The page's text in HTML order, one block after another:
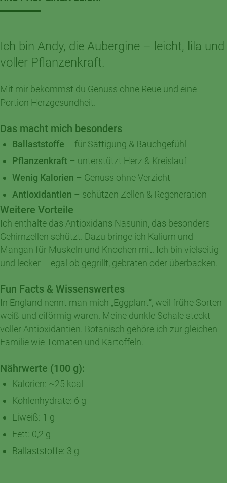
Ich bin Andy, die Aubergine – leicht, lila und
voller Pflanzenkraft.
Mit mir bekommst du Genuss ohne Reue und eine
Portion Herzgesundheit.
Das macht mich besonders
Ballaststoffe – für Sättigung & Bauchgefühl
Pflanzenkraft – unterstützt Herz & Kreislauf
Wenig Kalorien – Genuss ohne Verzicht
Antioxidantien – schützen Zellen & Regeneration
Weitere Vorteile
Ich enthalte das Antioxidans Nasunin, das besonders
Gehirnzellen schützt. Dazu bringe ich Kalium und
Mangan für Muskeln und Knochen mit. Ich bin vielseitig
und lecker – egal ob gegrillt, gebraten oder überbacken.
Fun Facts & Wissenswertes
In England nennt man mich „Eggplant“, weil frühe Sorten
weiß und eiförmig waren. Meine dunkle Schale steckt
voller Antioxidantien. Botanisch gehöre ich zur gleichen
Familie wie Tomaten und Kartoffeln.
Nährwerte (100 g):
Kalorien: ~25 kcal
Kohlenhydrate: 6 g
Eiweiß: 1 g
Fett: 0,2 g
Ballaststoffe: 3 g